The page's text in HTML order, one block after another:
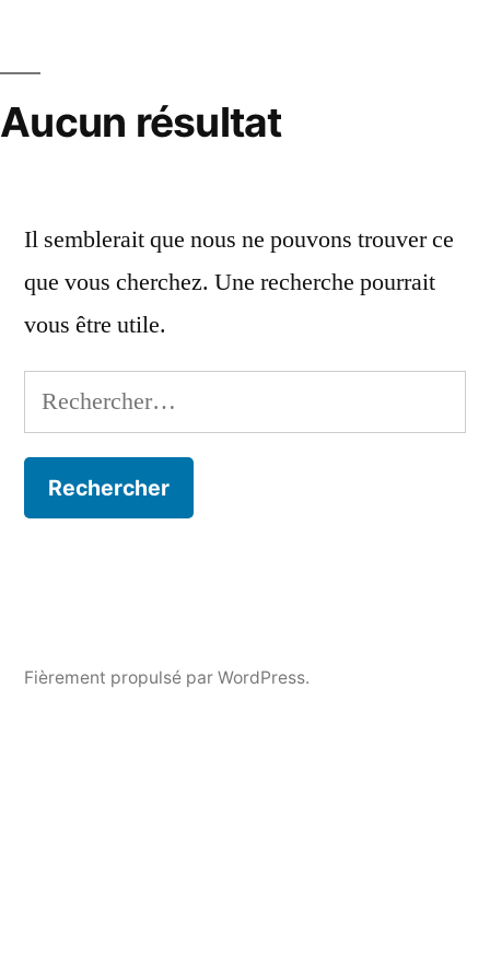
contenu
Aucun résultat
Il semblerait que nous ne pouvons trouver ce
que vous cherchez. Une recherche pourrait
vous être utile.
Rechercher :
Fièrement propulsé par WordPress.